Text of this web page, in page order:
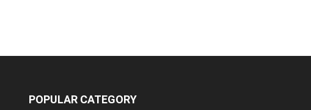
POPULAR CATEGORY